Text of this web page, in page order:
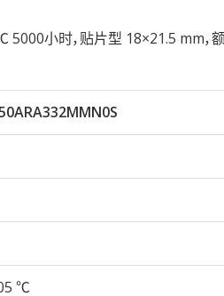
小时，贴片型 18×21.5 mm，
℃